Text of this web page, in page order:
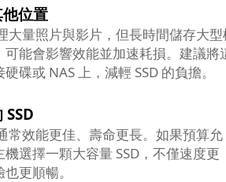
位置
大量照片與影片，但長時間儲存大
可能會影響效能並加速耗損。建議將
碟或 NAS 上，減輕 SSD 的負擔。
常效能更佳、壽命更長。如果預算允
選擇一顆大容量 SSD，不僅速度更
更順暢。